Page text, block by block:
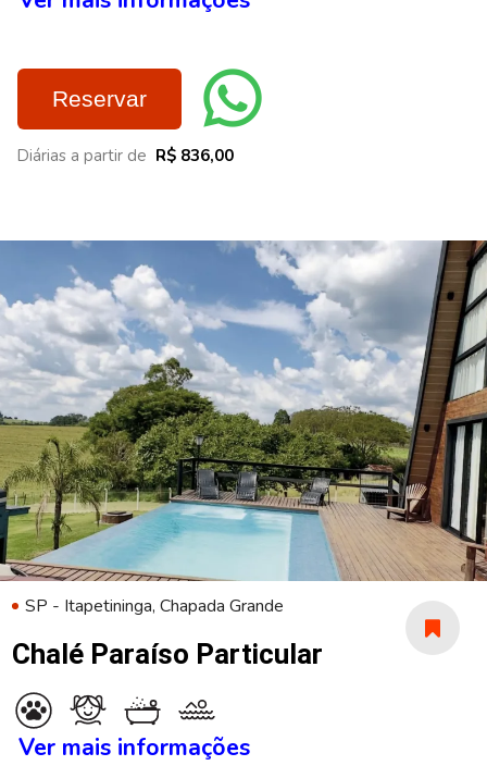
Reservar
Diárias a partir de R$ 836,00
SP - Itapetininga, Chapada Grande
Chalé Paraíso Particular
Ver mais informações